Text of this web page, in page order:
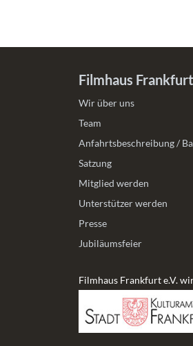
Filmhaus Frankfurt
Wir über uns
Team
Anfahrtsbeschreibung /
Satzung
Mitglied werden
Unterstützer werden
Presse
Jubiläumsfeier
Filmhaus Frankfurt e.V.